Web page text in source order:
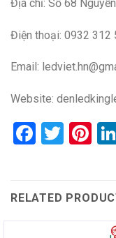
Địa chỉ: Số 68 Nguyễn
Điện thoại: 0932 312
Email:
Website:
RELATED